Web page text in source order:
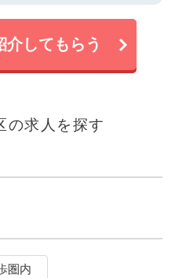
介してもらう
の求人を探す
圏内